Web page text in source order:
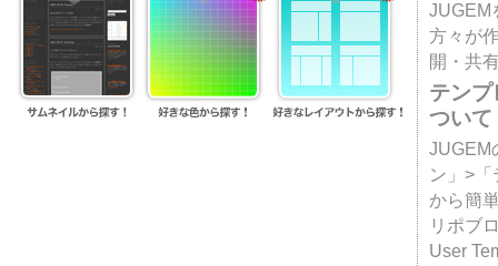
JUGEM
方々が
開・共
テン
ついて
JUGEM
ン」>
から簡
リポブ
User